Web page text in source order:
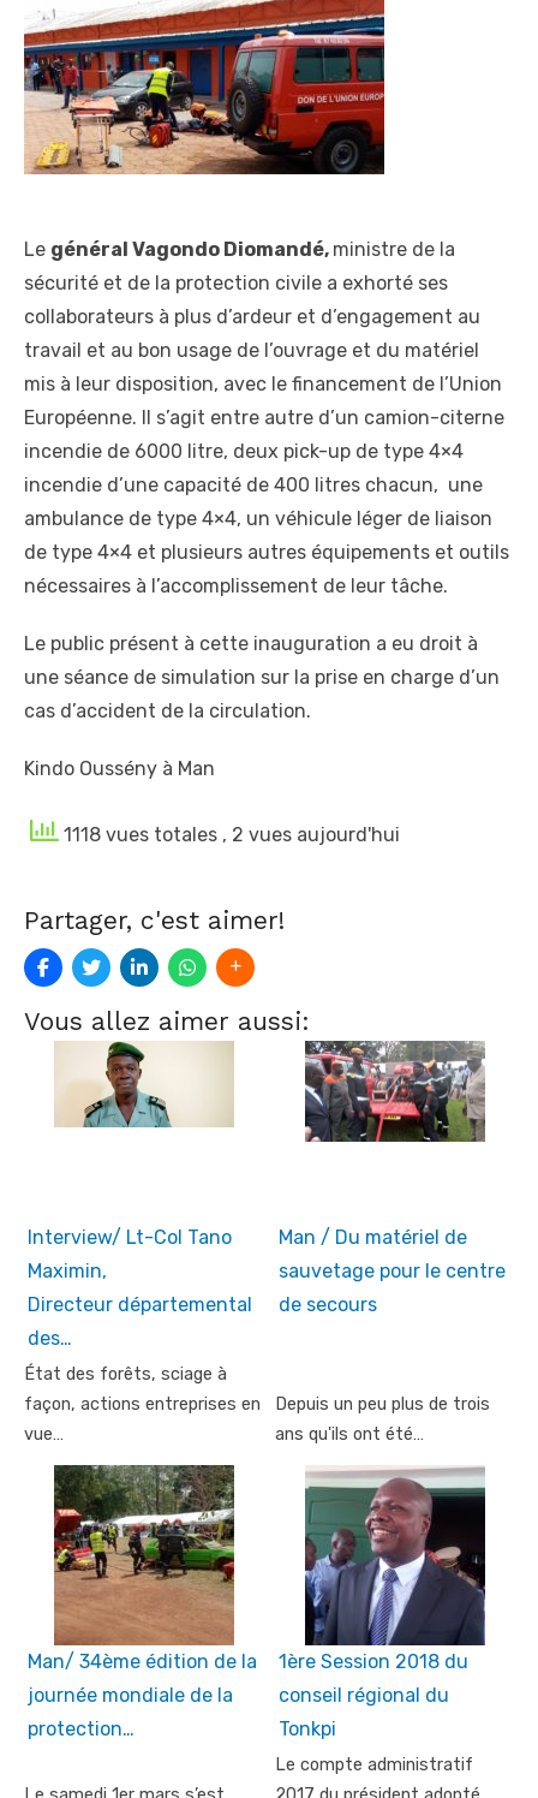
Le général Vagondo Diomandé, ministre de la
sécurité et de la protection civile a exhorté ses
collaborateurs à plus d’ardeur et d’engagement au
travail et au bon usage de l’ouvrage et du matériel
mis à leur disposition, avec le financement de l’Union
Européenne. Il s’agit entre autre d’un camion-citerne
incendie de 6000 litre, deux pick-up de type 4×4
incendie d’une capacité de 400 litres chacun, une
ambulance de type 4×4, un véhicule léger de liaison
de type 4×4 et plusieurs autres équipements et outils
nécessaires à l’accomplissement de leur tâche.
Le public présent à cette inauguration a eu droit à
une séance de simulation sur la prise en charge d’un
cas d’accident de la circulation.
Kindo Oussény à Man
1118 vues totales , 2 vues aujourd'hui
Partager, c'est aimer!
Vous allez aimer aussi:
Interview/ Lt-Col Tano
Maximin,
Directeur départemental
des…
État des forêts, sciage à
façon, actions entreprises en
vue…
Man / Du matériel de
sauvetage pour le centre
de secours
Depuis un peu plus de trois
ans qu'ils ont été…
Man/ 34ème édition de la
journée mondiale de la
protection…
1ère Session 2018 du
conseil régional du
Tonkpi
Le compte administratif